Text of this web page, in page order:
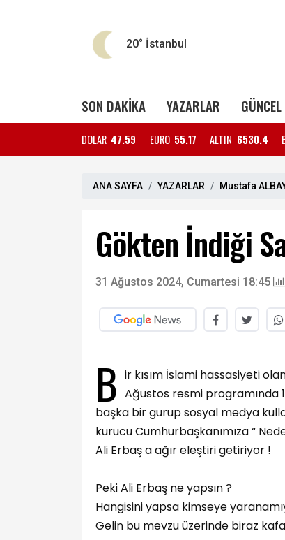
20° İstanbul
SON DAKİKA YAZARLAR GÜNCEL
DOLAR 47.59 EURO 55.17 ALTIN 6530.4
ANA SAYFA YAZARLAR Mustafa
Gökten İndiği
31 Ağustos 2024, Cumartesi 18:45
B ir kısım İslami hassasiyeti
Ağustos resmi programında
başka bir gurup sosyal medya
kurucu Cumhurbaşkanımıza “
Ali Erbaş a ağır eleştiri getiriyor !
Peki Ali Erbaş ne yapsın ?
Hangisini yapsa kimseye
Gelin bu mevzu üzerinde biraz